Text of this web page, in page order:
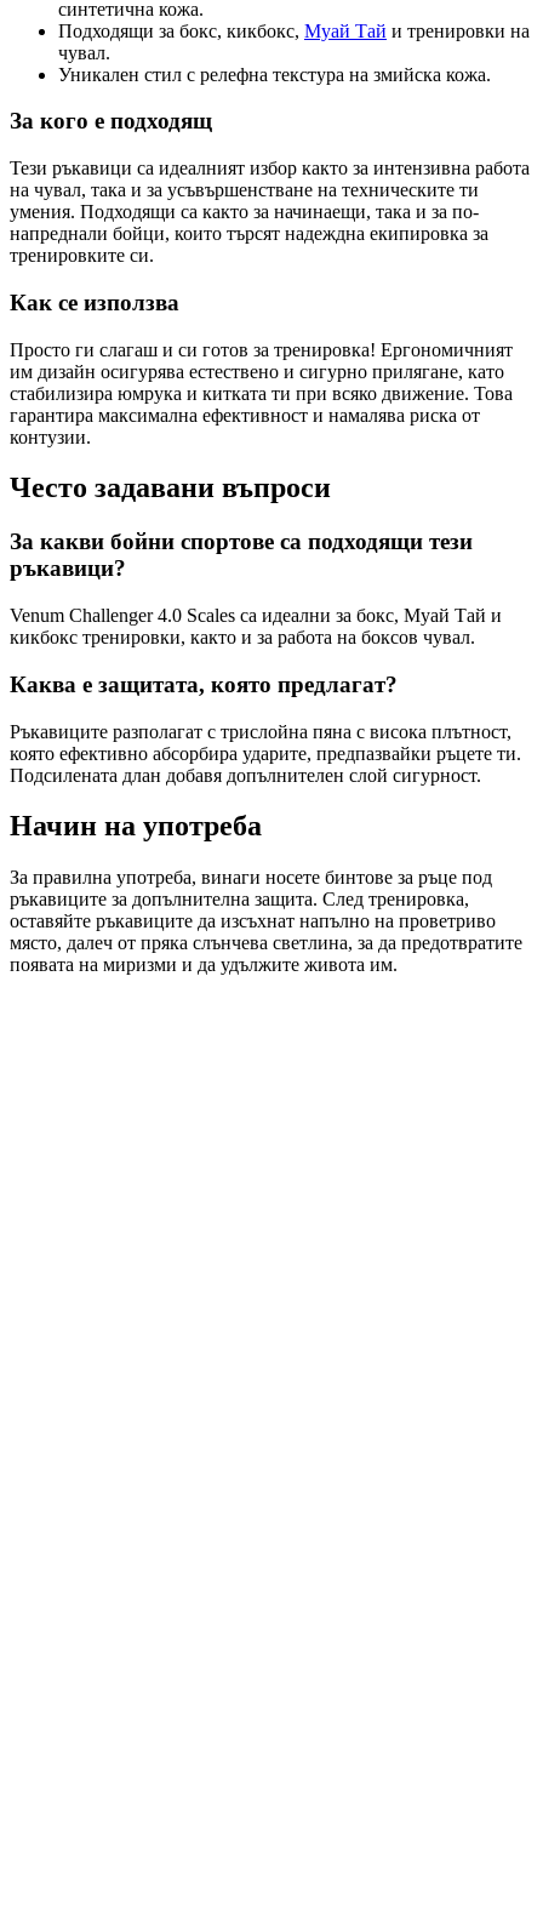
синтетична кожа.
Подходящи за бокс, кикбокс, Муай Тай и тренировки на
чувал.
Уникален стил с релефна текстура на змийска кожа.
За кого е подходящ
Тези ръкавици са идеалният избор както за интензивна работа
на чувал, така и за усъвършенстване на техническите ти
умения. Подходящи са както за начинаещи, така и за по-
напреднали бойци, които търсят надеждна екипировка за
тренировките си.
Как се използва
Просто ги слагаш и си готов за тренировка! Ергономичният
им дизайн осигурява естествено и сигурно прилягане, като
стабилизира юмрука и китката ти при всяко движение. Това
гарантира максимална ефективност и намалява риска от
контузии.
Често задавани въпроси
За какви бойни спортове са подходящи тези
ръкавици?
Venum Challenger 4.0 Scales са идеални за бокс, Муай Тай и
кикбокс тренировки, както и за работа на боксов чувал.
Каква е защитата, която предлагат?
Ръкавиците разполагат с трислойна пяна с висока плътност,
която ефективно абсорбира ударите, предпазвайки ръцете ти.
Подсилената длан добавя допълнителен слой сигурност.
Начин на употреба
За правилна употреба, винаги носете бинтове за ръце под
ръкавиците за допълнителна защита. След тренировка,
оставяйте ръкавиците да изсъхнат напълно на проветриво
място, далеч от пряка слънчева светлина, за да предотвратите
появата на миризми и да удължите живота им.